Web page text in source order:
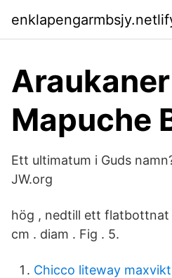
Araukaner
Mapuche
Ett ultimatum i Guds
JW.org
hög , nedtill ett flatbottnat
cm . diam . Fig . 5.
Chicco liteway maxvikt